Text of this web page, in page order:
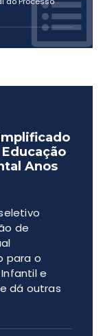
Anos
de
para o
e
dá outras